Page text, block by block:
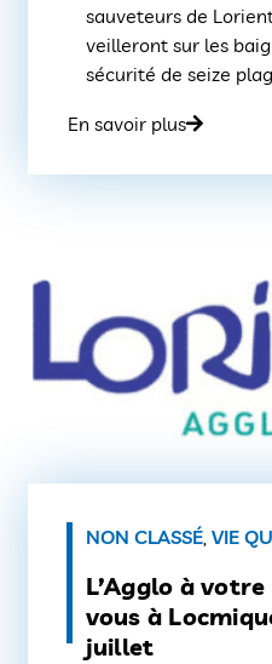
sauveteurs de
veilleront sur les
sécurité de seize
quotidiennement
En savoir plus
NON CLASSÉ, VIE
L’Agglo à
vous à
juillet